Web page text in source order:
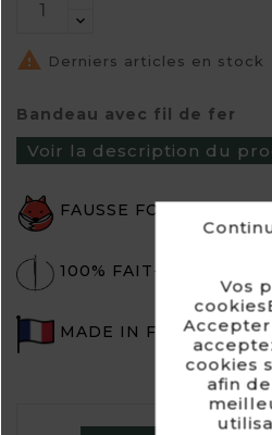
Vos
cookies
afin
 Derniers articles en stock
Bandeau avec fil de fer
Voir la description du
FAUSSE FOURRURE
100% FAIT-MAIN
MADE IN FRANCE